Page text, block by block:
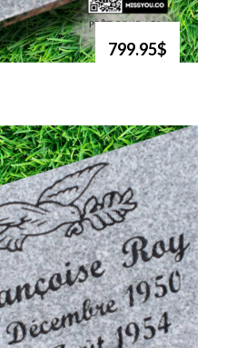
799.95$